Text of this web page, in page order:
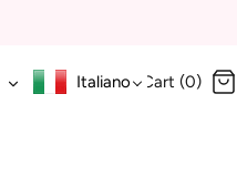
Italiano Cart (0)